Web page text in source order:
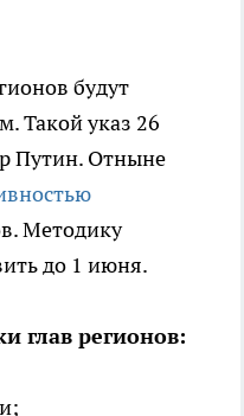
будут
Такой указ 26
Путин. Отныне
Методику
до 1 июня.
глав регионов: